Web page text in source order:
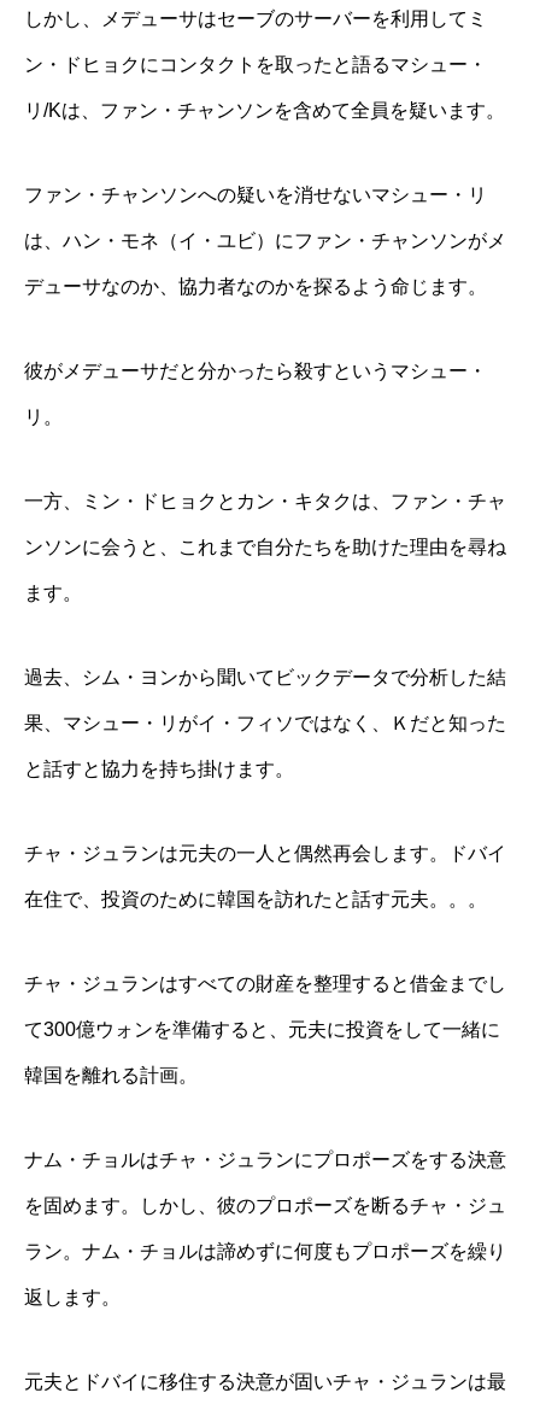
しかし、メデューサはセーブのサーバーを利用してミ
ン・ドヒョクにコンタクトを取ったと語るマシュー・
リ/Kは、ファン・チャンソンを含めて全員を疑います。
ファン・チャンソンへの疑いを消せないマシュー・リ
は、ハン・モネ（イ・ユビ）にファン・チャンソンがメ
デューサなのか、協力者なのかを探るよう命じます。
彼がメデューサだと分かったら殺すというマシュー・
リ。
一方、ミン・ドヒョクとカン・キタクは、ファン・チャ
ンソンに会うと、これまで自分たちを助けた理由を尋ね
ます。
過去、シム・ヨンから聞いてビックデータで分析した結
果、マシュー・リがイ・フィソではなく、Ｋだと知った
と話すと協力を持ち掛けます。
チャ・ジュランは元夫の一人と偶然再会します。ドバイ
在住で、投資のために韓国を訪れたと話す元夫。。。
チャ・ジュランはすべての財産を整理すると借金までし
て300億ウォンを準備すると、元夫に投資をして一緒に
韓国を離れる計画。
ナム・チョルはチャ・ジュランにプロポーズをする決意
を固めます。しかし、彼のプロポーズを断るチャ・ジュ
ラン。ナム・チョルは諦めずに何度もプロポーズを繰り
返します。
元夫とドバイに移住する決意が固いチャ・ジュランは最